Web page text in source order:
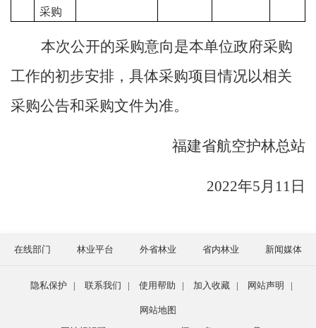
采购
本次公开的采购意向是本单位政府采购
工作的初步安排，具体采购项目情况以相关
采购公告和采购文件为准。
福建省航空护林总站
2022年5 月1 1 日
在线部门 林业平台 外省林业 省内林业 新闻媒体
隐私保护 | 联系我们 | 使用帮助 | 加入收藏 | 网站声明 |
网站地图